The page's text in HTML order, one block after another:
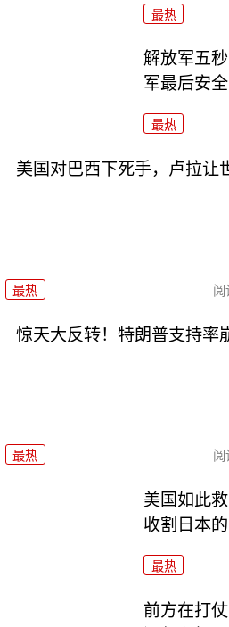
最热
解放军五
军最后安
最热
美国对巴西下死手，卢拉让
最热 阅
惊天大反转！特朗普支持率
最热 阅
美国如此
收割日本的
最热
前方在打